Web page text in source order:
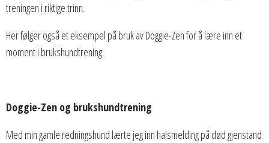
treningen i riktige trinn.
Her følger også et eksempel på bruk av Doggie-Zen for å lære inn et
moment i brukshundtrening:
Doggie-Zen og brukshundtrening
Med min gamle redningshund lærte jeg inn halsmelding på død gjenstand